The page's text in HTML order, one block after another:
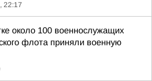
22:17
около 100 военнослужащих
флота приняли военную